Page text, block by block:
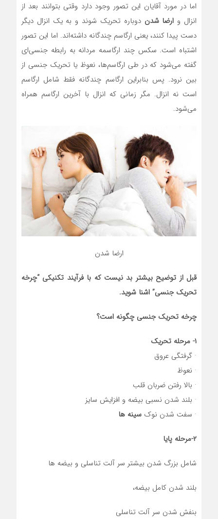
اما در مورد آقایان این تصور وجود دارد وقتی بتوانند بعد از
انزال و ارضا شدن دوباره تحریک شوند و به یک انزال دیگر
دست پیدا کنند، یعنی ارگاسم چندگانه داشته‌اند. اما این تصور
اشتباه است. سکس چند ارگاسمه مردانه به رابطه جنسی‌ای
گفته می‌شود که در طی ارگاسم‌ها، نعوظ یا تحریک جنسی از
بین نرود. پس بنابراین ارگاسم چندگانه فقط شامل ارگاسم
است نه انزال. مگر زمانی که انزال با آخرین ارگاسم همراه
می‌شود.
ارضا شدن
قبل از توضیح بیشتر بد نیست که با فرآیند تکنیکی “چرخه
تحریک جنسی” اشنا شوید.
چرخه تحریک جنسی چگونه است؟
۱- مرحله تحریک
· گرفتگی عروق
· نعوظ
· بالا رفتن ضربان قلب
· بلند شدن نسبی بیضه و افزایش سایز
· سفت شدن نوک سینه ها
۲-مرحله پایا
شامل بزرگ شدن بیشتر سر آلت تناسلی و بیضه ها
بلند شدن کامل بیضه،
بنفش شدن سر آلت تناسلی